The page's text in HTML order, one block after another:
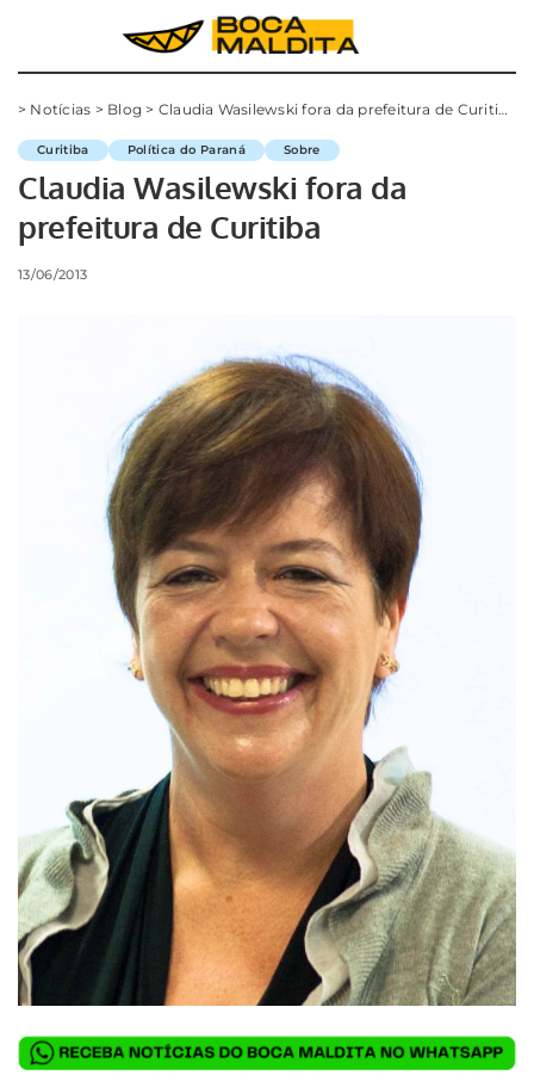
> Notícias > Blog > Claudia Wasilewski fora da prefeitura de Curitiba
Curitiba Política do Paraná Sobre
Claudia Wasilewski fora da
prefeitura de Curitiba
13/06/2013